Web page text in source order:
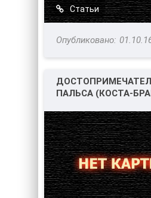
Статьи
ПАЛЬСА (КОСТА-